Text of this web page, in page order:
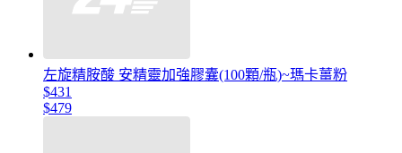
左旋精胺酸 安精靈加強膠囊(100顆/瓶)~瑪卡薑粉
$431
$479